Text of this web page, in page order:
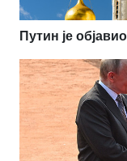
Путин је